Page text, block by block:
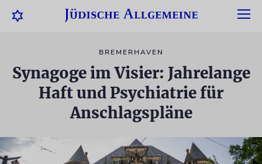
BREMERHAVEN
Synagoge im Visier: Jahrelange
Haft und Psychiatrie für
Anschlagspläne